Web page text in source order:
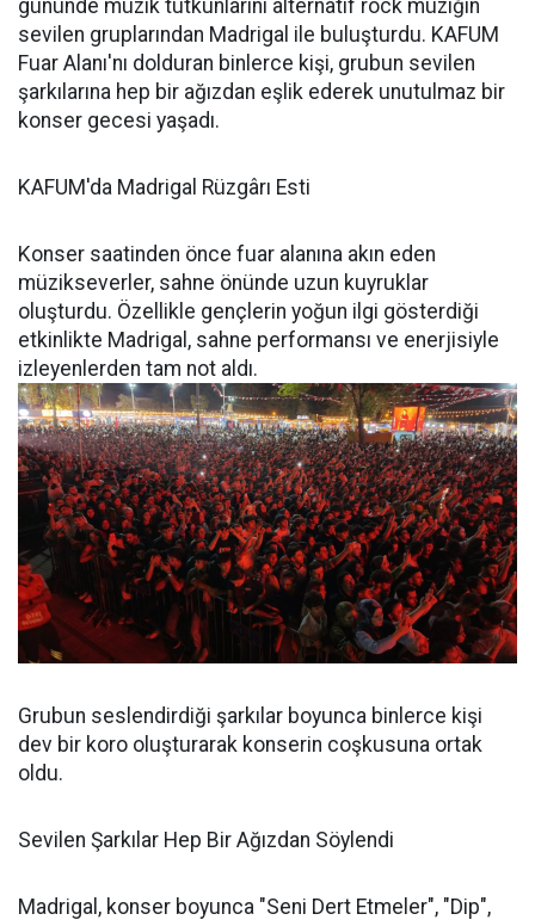
gününde müzik tutkunlarını alternatif rock müziğin
sevilen gruplarından Madrigal ile buluşturdu. KAFUM
Fuar Alanı'nı dolduran binlerce kişi, grubun sevilen
şarkılarına hep bir ağızdan eşlik ederek unutulmaz bir
konser gecesi yaşadı.
KAFUM'da Madrigal Rüzgârı Esti
Konser saatinden önce fuar alanına akın eden
müzikseverler, sahne önünde uzun kuyruklar
oluşturdu. Özellikle gençlerin yoğun ilgi gösterdiği
etkinlikte Madrigal, sahne performansı ve enerjisiyle
izleyenlerden tam not aldı.
Grubun seslendirdiği şarkılar boyunca binlerce kişi
dev bir koro oluşturarak konserin coşkusuna ortak
oldu.
Sevilen Şarkılar Hep Bir Ağızdan Söylendi
Madrigal, konser boyunca "Seni Dert Etmeler", "Dip",